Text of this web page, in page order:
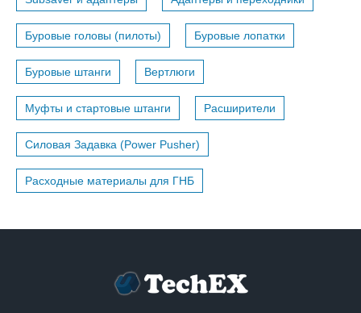
Буровые головы (пилоты) Буровые лопатки
Буровые штанги Вертлюги
Муфты и стартовые штанги Расширители
Силовая Задавка (Power Pusher)
Расходные материалы для ГНБ